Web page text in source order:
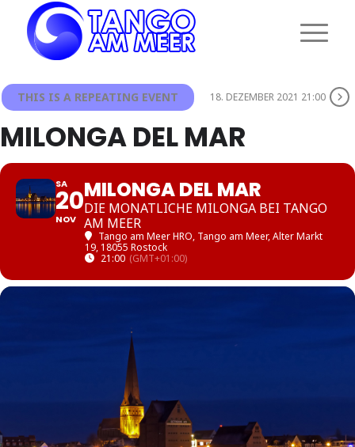
THIS IS A REPEATING EVENT 18. DEZEMBER 2021 21:00
MILONGA DEL MAR
SA
20
NOV
MILONGA DEL MAR
DIE MONATLICHE MILONGA BEI TANGO
AM MEER
Tango am Meer HRO, Tango am Meer, Alter Markt
19, 18055 Rostock
21:00 (GMT+01:00)